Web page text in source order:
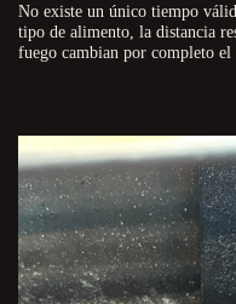
No existe un único tiempo
tipo de alimento, la distancia
fuego cambian por completo el